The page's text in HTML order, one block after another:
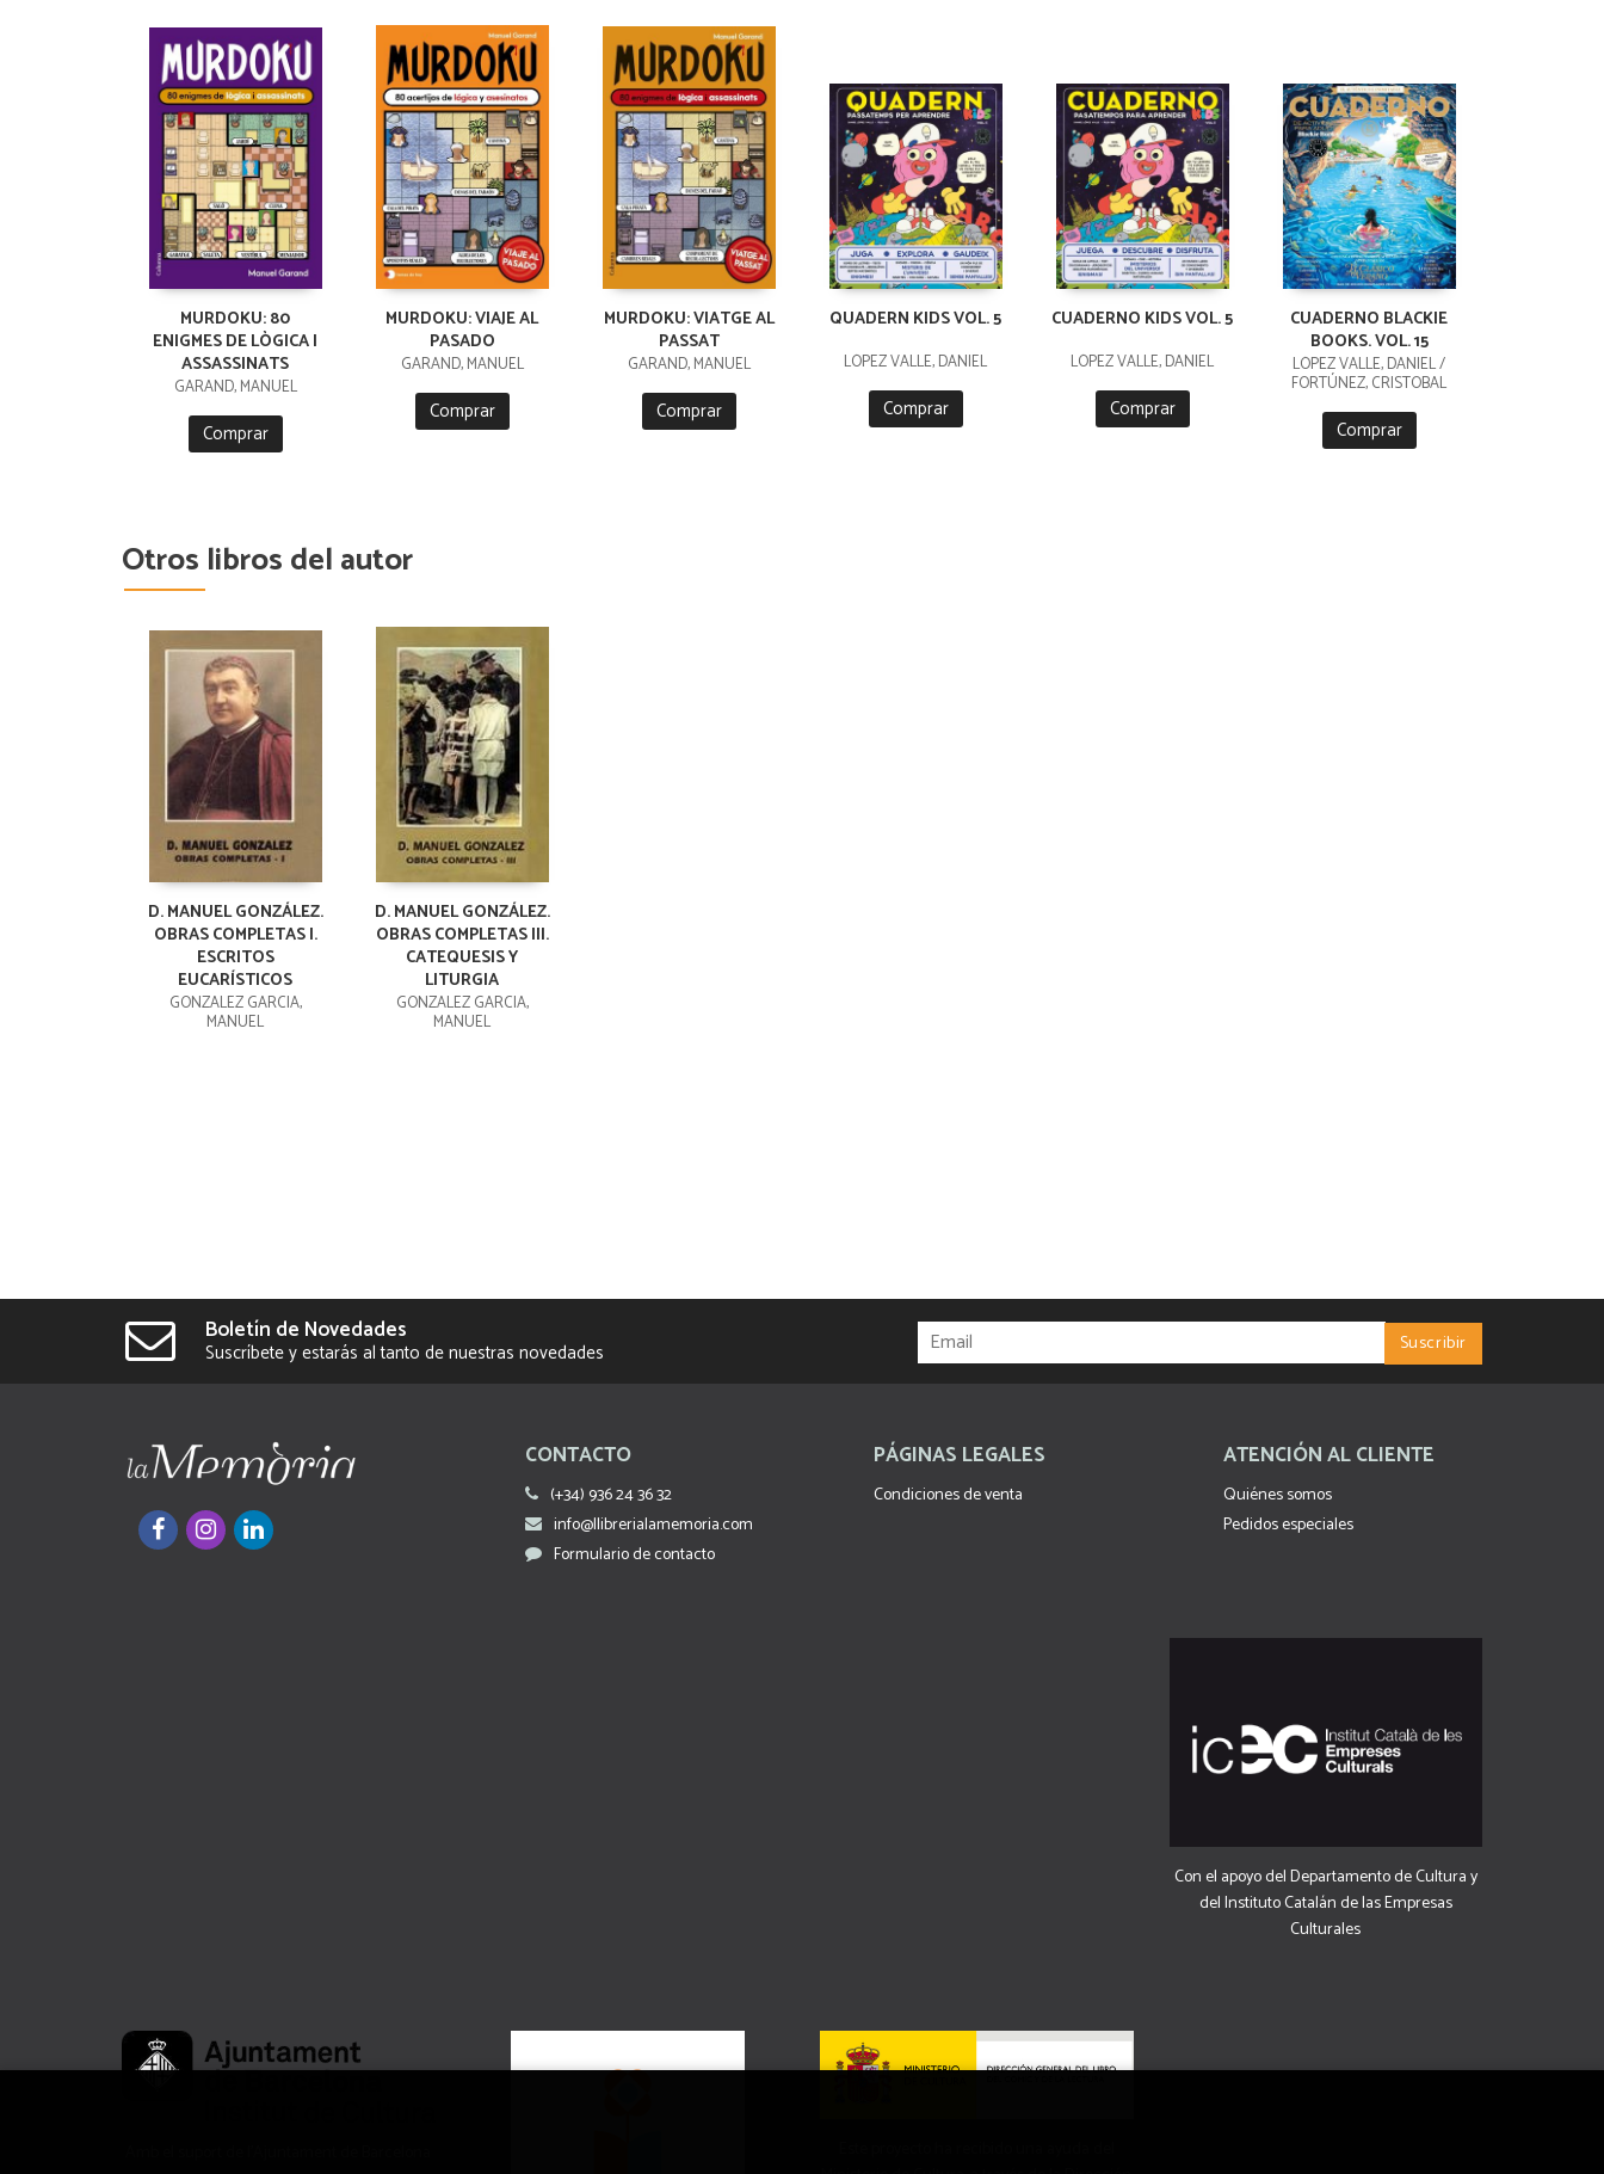
MURDOKU: 80
ENIGMES DE LÒGICA I
ASSASSINATS
GARAND, MANUEL
Comprar
MURDOKU: VIAJE AL
PASADO
GARAND, MANUEL
Comprar
MURDOKU: VIATGE AL
PASSAT
GARAND, MANUEL
Comprar
QUADERN KIDS VOL. 5
LÓPEZ VALLE, DANIEL
Comprar
CUADERNO KIDS VOL. 5
LÓPEZ VALLE, DANIEL
Comprar
CUADERNO BLACKIE
BOOKS. VOL. 15
LÓPEZ VALLE, DANIEL /
FORTÚNEZ, CRISTOBAL
Comprar
Otros libros del autor
D. MANUEL GONZÁLEZ.
OBRAS COMPLETAS I.
ESCRITOS
EUCARÍSTICOS
GONZALEZ GARCIA,
MANUEL
D. MANUEL GONZÁLEZ.
OBRAS COMPLETAS III.
CATEQUESIS Y
LITURGIA
GONZALEZ GARCIA,
MANUEL
Boletín de Novedades
Suscríbete y estarás al tanto de nuestras novedades
CONTACTO
(+34) 936 24 36 32
info@llibrerialamemoria.com
Formulario de contacto
PÁGINAS LEGALES
Condiciones de venta
ATENCIÓN AL CLIENTE
Quiénes somos
Pedidos especiales
Con el apoyo del Departamento de Cultura y
del Instituto Catalán de las Empresas
Culturales